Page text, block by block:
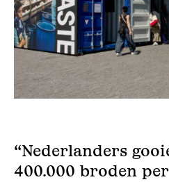
“Nederlanders
400.000 broden per